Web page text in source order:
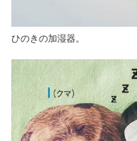
ひのきの加湿器。